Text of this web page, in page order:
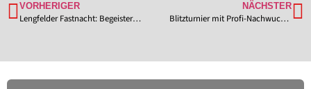
VORHERIGER
Lengfelder Fastnacht: Begeisterung pur – jetzt noch Karten für „Die Vierte“ sichern!
NÄCHSTER
Blitzturnier mit Profi-Nachwuchs am 11. April 2026 beim TSV Lengfeld